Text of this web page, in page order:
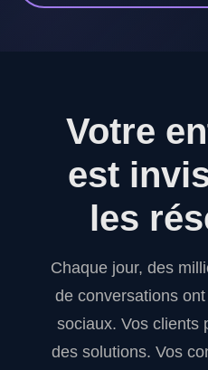
Votre
est
les
Chaque jour, des
de conversations
sociaux. Vos clients
des solutions. Vos